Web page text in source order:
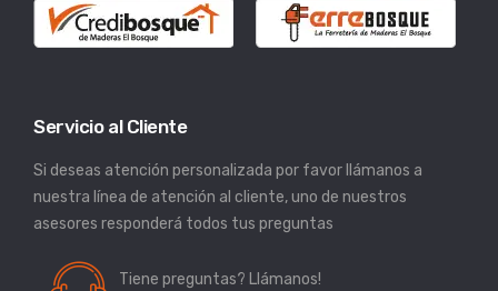
Servicio al Cliente
Si deseas atención personalizada por favor llámanos a
nuestra línea de atención al cliente, uno de nuestros
asesores responderá todos tus preguntas
Tiene preguntas? Llámanos!